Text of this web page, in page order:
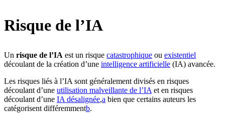
Risque de l’IA
Un risque de l’IA est un risque catastrophique ou existentiel
découlant de la création d’une intelligence artificielle (IA) avancée.
Les risques liés à l’IA sont généralement divisés en risques
découlant d’une utilisation malveillante de l’IA et en risques
découlant d’une IA désalignée,⁠a bien que certains auteurs les
catégorisent différemment⁠b.